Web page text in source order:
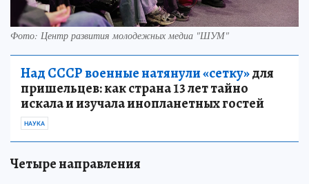
Фото: Центр развития молодежных медиа "ШУМ"
Над СССР военные натянули «сетку»для
пришельцев: как страна 13 лет тайно
искала и изучала инопланетных гостей
НАУКА
Четыре направления